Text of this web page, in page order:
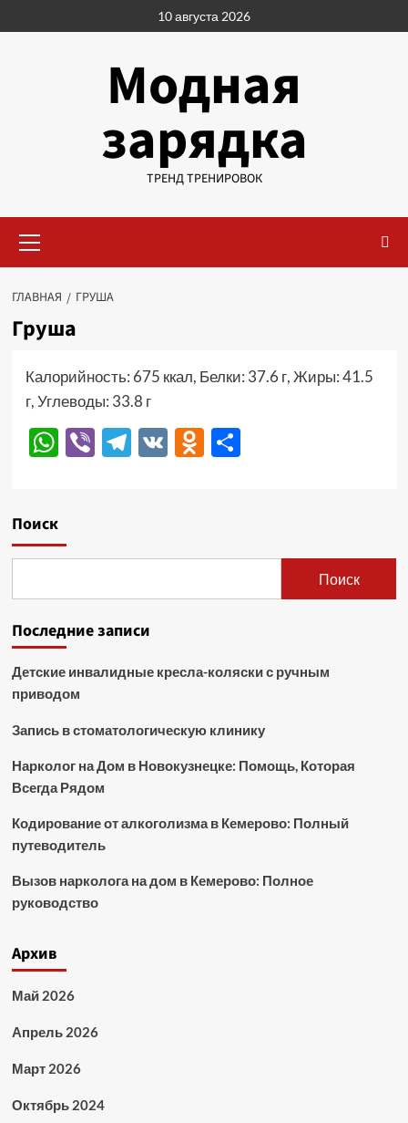
к
10 августа 2026
Модная
зарядка
ТРЕНД ТРЕНИРОВОК
меню
ГЛАВНАЯ ГРУША
Груша
Калорийность: 675 ккал, Белки: 37.6 г, Жиры: 41.5
г, Углеводы: 33.8 г
WhatsApp
ViberTelegram
VKOdnoklassniki
Отправить
Поиск
Поиск
Последние записи
Детские инвалидные кресла-коляски с ручным
приводом
Запись в стоматологическую клинику
Нарколог на Дом в Новокузнецке: Помощь, Которая
Всегда Рядом
Кодирование от алкоголизма в Кемерово: Полный
путеводитель
Вызов нарколога на дом в Кемерово: Полное
руководство
Архив
Май 2026
Апрель 2026
Март 2026
Октябрь 2024